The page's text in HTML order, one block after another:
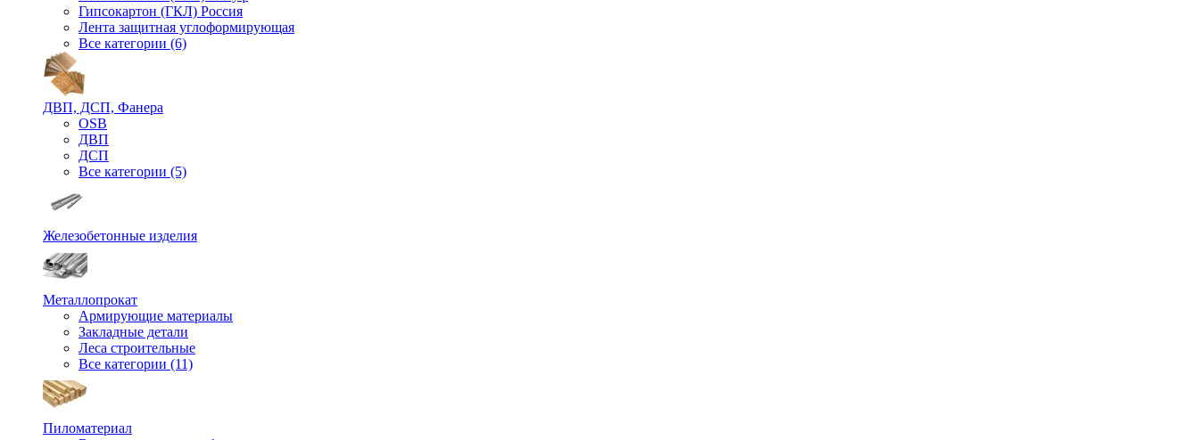
Гипсокартон (ГКЛ) Россия
Лента защитная углоформирующая
Все категории (6)
ДВП, ДСП, Фанера
OSB
ДВП
ДСП
Все категории (5)
Железобетонные изделия
Металлопрокат
Армирующие материалы
Закладные детали
Леса строительные
Все категории (11)
Пиломатериал